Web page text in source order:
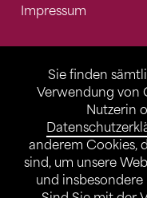
Sie finden
Verwendung von
Nutzerin
anderem Cookies,
sind, um unsere
und insbesondere
Impressum